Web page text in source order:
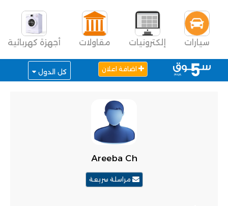
سيارات إلكترونيات مقاولات أجهزة كهربائية
اضافة اعلان كل الدول
Areeba Ch
مراسلة سريعة